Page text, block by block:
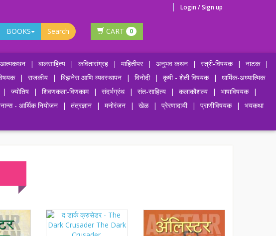
Login / Sign up
BOOKS Search CART 0
आत्मकथन | बालसाहित्य | कवितासंग्रह | माहितीपर | अनुभव कथन | स्त्री-विषयक | नाटक
|
| राजकीय | बिझनेस आणि व्यवस्थापन | विनोदी | कृषी - शेती विषयक |
धार्मिक-अध्यात्मिक
| ज्योतिष | शिवणकला-विणकाम | संदर्भग्रंथ | संत-साहित्य | कलाकौशल्य | भाषाविषयक
|
- आर्थिक नियोजन | तंत्रज्ञान | मनोरंजन | खेळ | प्रेरणादायी | प्राणीविषयक |
भयकथा